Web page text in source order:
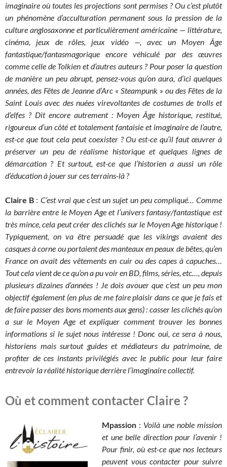
imaginaire où toutes les projections sont permises ? Ou c’est plutôt
un phénomène d’acculturation permanent sous la pression de la
culture anglosaxonne et particulièrement américaine — littérature,
cinéma, jeux de rôles, jeux vidéo —, avec un Moyen Âge
fantastique/fantasmagorique encore véhiculé par des œuvres
comme celle de Tolkien et d’autres auteurs ? Pour poser la question
de manière un peu abrupt, pensez-vous qu’on aura, d’ici quelques
années, des Fêtes de Jeanne d’Arc « Steampunk » ou des Fêtes de la
Saint Louis avec des nuées virevoltantes de costumes de trolls et
d’elfes ? Dit encore autrement : Moyen Âge historique, restitué,
rigoureux d’un côté et totalement fantaisie et imaginaire de l’autre,
est-ce que tout cela peut coexister ? Ou est-ce qu’il faut œuvrer à
préserver un peu de réalisme historique et quelques lignes de
démarcation ? Et surtout, est-ce que l’historien a aussi un rôle
d’éducation à jouer sur ces terrains-là ?
Claire B : C’est vrai que c’est un sujet un peu compliqué… Comme
la barrière entre le Moyen Age et l’univers fantasy/fantastique est
très mince, cela peut créer des clichés sur le Moyen Age historique !
Typiquement, on va être persuadé que les vikings avaient des
casques à corne ou portaient des manteaux en peaux de bêtes, qu’en
France on avait des vêtements en cuir ou des capes à capuches…
Tout cela vient de ce qu’on a pu voir en BD, films, séries, etc…, depuis
plusieurs dizaines d’années ! Je dois avouer que c’est un peu mon
objectif également (en plus de me faire plaisir dans ce que je fais et
de faire passer des bons moments aux gens) : casser les clichés qu’on
a sur le Moyen Age et expliquer comment trouver les bonnes
informations si le sujet nous intéresse ! Donc oui, ce sera à nous,
historiens mais surtout guides et médiateurs du patrimoine, de
profiter de ces instants privilégiés avec le public pour leur faire
entrevoir la réalité historique derrière l’imaginaire collectif.
Où et comment contacter Claire ?
Mpassion : Voilà une noble mission
et une belle direction pour l’avenir !
Pour finir, où est-ce que nos lecteurs
peuvent vous contacter pour suivre